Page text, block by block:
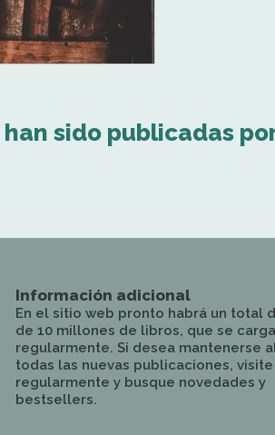
sido publicadas
Información adicional
En el sitio web pronto habrá un total
de 10 millones de libros, que se
regularmente. Si desea mantenerse
todas las nuevas publicaciones,
regularmente y busque novedades y
bestsellers.